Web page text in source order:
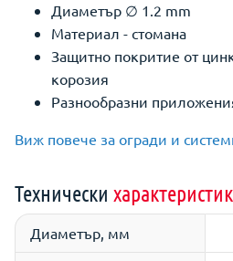
Диаметър ∅ 1.2 mm
Материал - стомана
Защитно покритие от
корозия
Разнообразни
Виж повече за огради и
Технически
Диаметър, мм